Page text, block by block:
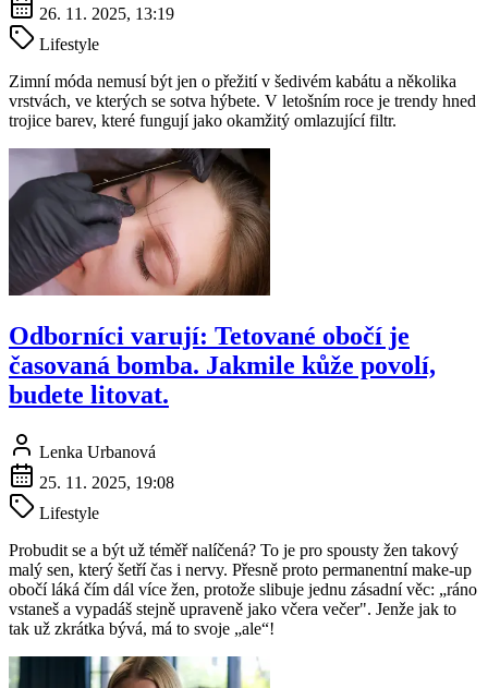
26. 11. 2025, 13:19
Lifestyle
Zimní móda nemusí být jen o přežití v šedivém kabátu a několika
vrstvách, ve kterých se sotva hýbete. V letošním roce je trendy hned
trojice barev, které fungují jako okamžitý omlazující filtr.
Odborníci varují: Tetované obočí je
časovaná bomba. Jakmile kůže povolí,
budete litovat.
Lenka Urbanová
25. 11. 2025, 19:08
Lifestyle
Probudit se a být už téměř nalíčená? To je pro spousty žen takový
malý sen, který šetří čas i nervy. Přesně proto permanentní make-up
obočí láká čím dál více žen, protože slibuje jednu zásadní věc: „ráno
vstaneš a vypadáš stejně upraveně jako včera večer". Jenže jak to
tak už zkrátka bývá, má to svoje „ale“!